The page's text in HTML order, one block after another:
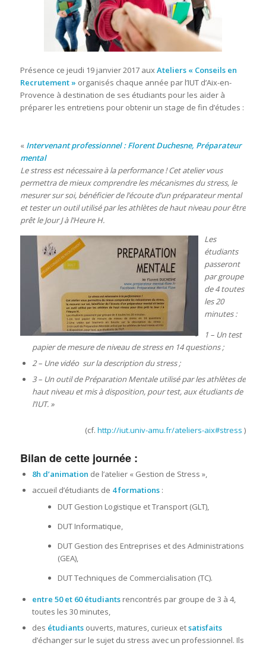
Présence ce jeudi 19 janvier 2017 aux Ateliers « Conseils en
Recrutement » organisés chaque année par l’IUT d’Aix-en-
Provence à destination de ses étudiants pour les aider à
préparer les entretiens pour obtenir un stage de fin d’études :
« Intervenant professionnel : Florent Duchesne, Préparateur
mental
Le stress est nécessaire à la performance ! Cet atelier vous
permettra de mieux comprendre les mécanismes du stress, le
mesurer sur soi, bénéficier de l’écoute d’un préparateur mental
et tester un outil utilisé par les athlètes de haut niveau pour être
prêt le Jour J à l’Heure H.
Les
étudiants
passeront
par groupe
de 4 toutes
les 20
minutes :
1 – Un test
papier de mesure de niveau de stress en 14 questions ;
2 – Une vidéo sur la description du stress ;
3 – Un outil de Préparation Mentale utilisé par les athlètes de
haut niveau et mis à disposition, pour test, aux étudiants de
l’IUT. »
(cf.http://iut.univ-amu.fr/ateliers-aix#stress )
Bilan de cette journée :
8h d’animation de l’atelier « Gestion de Stress »,
accueil d’étudiants de 4 formations:
DUT Gestion Logistique et Transport (GLT),
DUT Informatique,
DUT Gestion des Entreprises et des Administrations
(GEA),
DUT Techniques de Commercialisation (TC).
entre 50 et 60 étudiantsrencontrés par groupe de 3 à 4,
toutes les 30 minutes,
des étudiantsouverts, matures, curieux etsatisfaits
d’échanger sur le sujet du stress avec un professionnel. Ils